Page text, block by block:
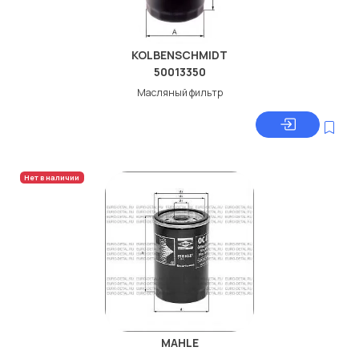
KOLBENSCHMIDT
50013350
Масляный фильтр
Нет в наличии
MAHLE